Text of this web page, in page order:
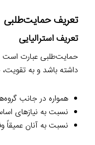
تعریف حمایت‌طلبی
تعریف استرالیایی
حمایت‌طلبی عبارت است
داشته باشد و به
همواره در جانب
نسبت به نیازهای
نسبت به آنان عمیقاً